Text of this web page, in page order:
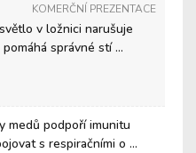
KOMERČNÍ PREZENTACE
v ložnici narušuje
správné stí ...
medů podpoří imunitu
s respiračními o ...